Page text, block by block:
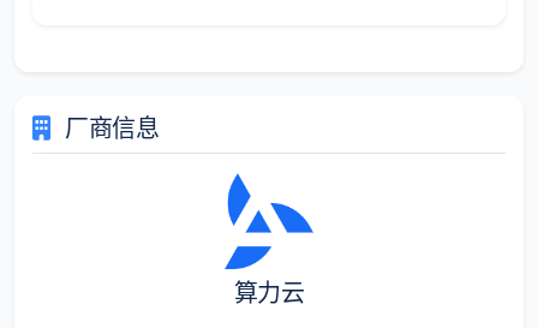
厂商信息
算力云